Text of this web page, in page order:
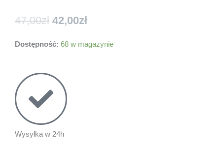
47,00zł Pierwotna
wynosiła:
42,00złAktualna
wynosi:
Dostępność: 68 w magazynie
Wysyłka w 24h